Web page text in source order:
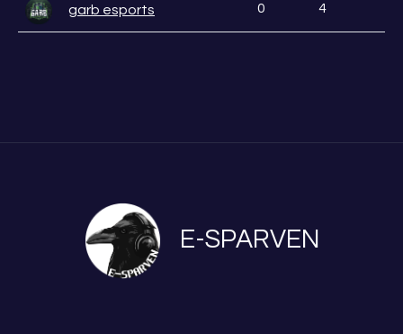
garb esports 0 4
E-SPARVEN